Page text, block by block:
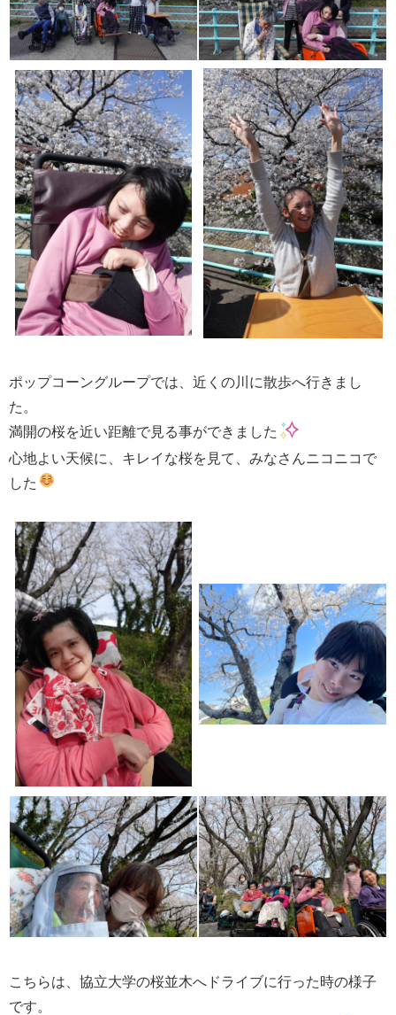
ポップコーングループでは、近くの川に散歩へ行きまし
た。
満開の桜を近い距離で見る事ができました
心地よい天候に、キレイな桜を見て、みなさんニコニコで
した
こちらは、協立大学の桜並木へドライブに行った時の様子
です。